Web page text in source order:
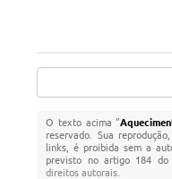
O texto acima "
reservado. Sua
links, é proibida sem a
previsto no artigo 184 do
direitos autorais